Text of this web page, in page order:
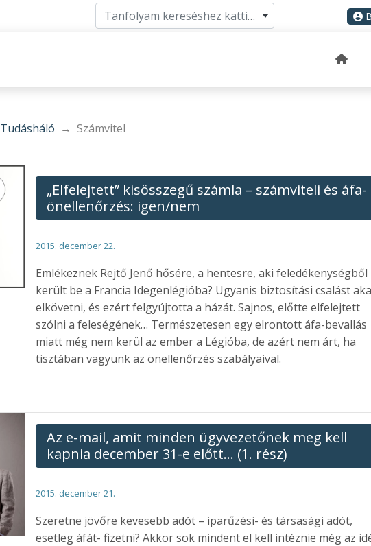
Tanfolyam kereséshez kattints ide
Tudásháló Számvitel
„Elfelejtett” kisösszegű számla – számviteli és áfa-
önellenőrzés: igen/nem
2015. december 22.
Emlékeznek Rejtő Jenő hősére, a hentesre, aki feledékenységből
került be a Francia Idegenlégióba? Ugyanis biztosítási csalást
elkövetni, és ezért felgyújtotta a házát. Sajnos, előtte elfelejtett
szólni a feleségének… Természetesen egy elrontott áfa-bevallás
miatt még nem kerül az ember a Légióba, de azért nem árt, ha
tisztában vagyunk az önellenőrzés szabályaival.
Az e-mail, amit minden ügyvezetőnek meg kell
kapnia december 31-e előtt… (1. rész)
2015. december 21.
Szeretne jövőre kevesebb adót – iparűzési- és társasági adót,
esetleg áfát- fizetni? Akkor sok mindent el kell intéznie még az